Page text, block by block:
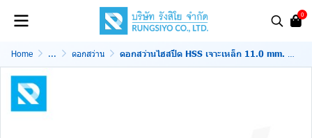
0
Home ... ดอกสว่าน ดอกสว่านไฮสปีด HSS เจาะเหล็ก 11.0 mm. สีดำ Nachi